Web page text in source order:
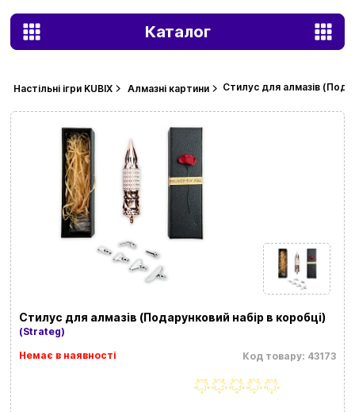
Каталог
Настільні ігри KUBIX Алмазні картини Стилус для алмазів
Стилус для алмазів (Подарунковий набір в коробці)
(Strateg)
Код товару: 43173
Немає в наявності